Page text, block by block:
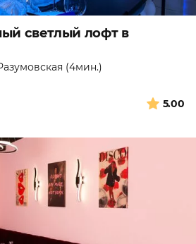
светлый лофт в
(4мин.)
5.00